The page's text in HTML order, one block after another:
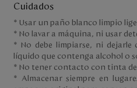
Cuidados
* Usar un paño blanco limpio
* No lavar a máquina, ni usar
* No debe limpiarse, ni dejarle
líquido que contenga alcohol o
* No tener contacto con tinta
* Almacenar siempre en